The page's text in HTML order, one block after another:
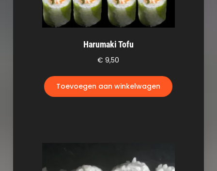
Harumaki Tofu
€ 9,50
Toevoegen aan winkelwagen